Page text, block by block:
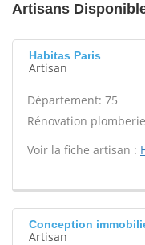
Artisans
Habitas Paris
Artisan
Département: 75
Rénovation
Voir la fiche artisan :
Conception
Artisan